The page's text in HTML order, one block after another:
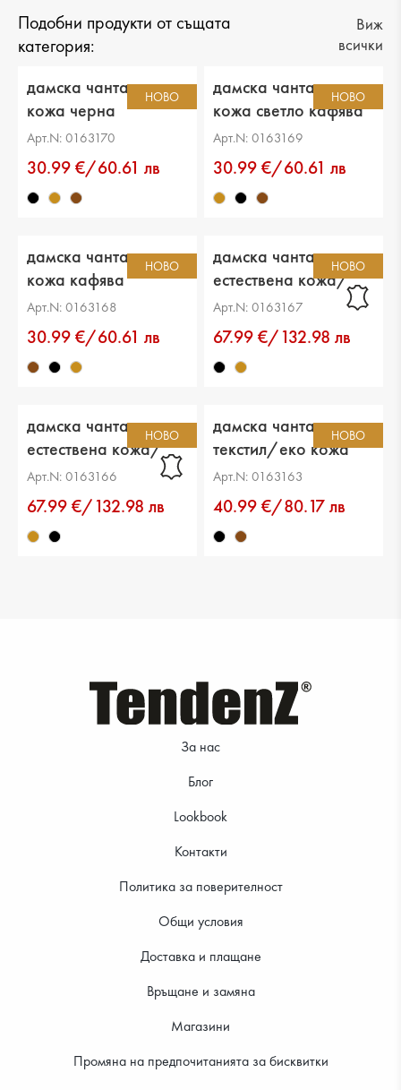
Подобни продукти от същата
категория:
Виж
всички
НОВО
дамска чанта еко
кожа черна
Арт.N: 0163170
30.99 €/60.61 лв
НОВО
дамска чанта еко
кожа светло кафява
Арт.N: 0163169
30.99 €/60.61 лв
НОВО
дамска чанта еко
кожа кафява
Арт.N: 0163168
30.99 €/60.61 лв
НОВО
дамска чанта
естествена кожа/
еко кожа черна
Арт.N: 0163167
67.99 €/132.98 лв
НОВО
дамска чанта
естествена кожа/
еко кожа светло
кафява
Арт.N: 0163166
67.99 €/132.98 лв
НОВО
дамска чанта
текстил/еко кожа
черна
Арт.N: 0163163
40.99 €/80.17 лв
За нас
Блог
Lookbook
Контакти
Политика за поверителност
Общи условия
Доставка и плащане
Връщане и замяна
Магазини
Промяна на предпочитанията за бисквитки